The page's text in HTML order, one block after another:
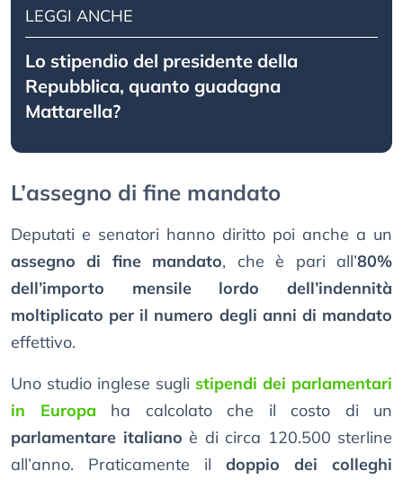
LEGGI ANCHE
Lo stipendio del presidente della
Repubblica, quanto guadagna
Mattarella?
L’assegno di fine mandato
Deputati e senatori hanno diritto poi anche a un
assegno di fine mandato, che è pari all’80%
dell’importo mensile lordo dell’indennità
moltiplicato per il numero degli anni di mandato
effettivo.
Uno studio inglese sugli stipendi dei parlamentari
in Europa ha calcolato che il costo di un
parlamentare italiano è di circa 120.500 sterline
all’anno. Praticamente il doppio dei colleghi